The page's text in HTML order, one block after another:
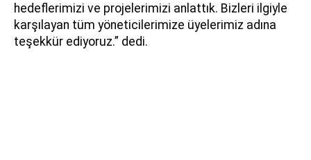
hedeflerimizi ve projelerimizi anlattık. Bizleri ilgiyle
karşılayan tüm yöneticilerimize üyelerimiz adına
teşekkür ediyoruz.” dedi.